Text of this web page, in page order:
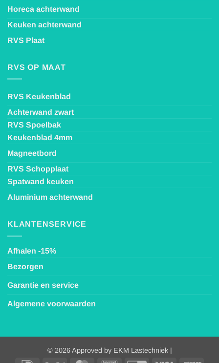
Horeca achterwand
Keuken achterwand
RVS Plaat
RVS OP MAAT
RVS Keukenblad
Achterwand zwart
RVS Spoelbak
Keukenblad 4mm
Magneetbord
RVS Schopplaat
Spatwand keuken
Aluminium achterwand
KLANTENSERVICE
Afhalen -15%
Bezorgen
Garantie en service
Algemene voorwaarden
© 2026 Approved by EKM Lastechniek |